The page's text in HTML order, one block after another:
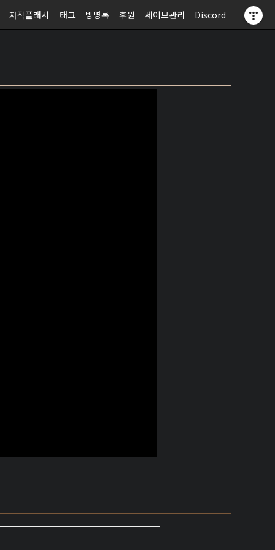
자작플래시 태그 방명록 후원 세이브관리 Discord